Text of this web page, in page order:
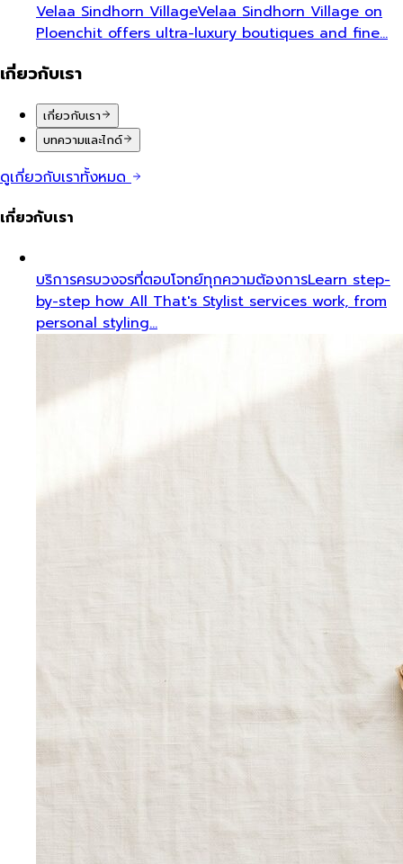
Velaa Sindhorn VillageVelaa Sindhorn Village on
Ploenchit offers ultra-luxury boutiques and fine…
เกี่ยวกับเรา
เกี่ยวกับเรา
บทความและไกด์
ดูเกี่ยวกับเราทั้งหมด
เกี่ยวกับเรา
บริการครบวงจรที่ตอบโจทย์ทุกความต้องการLearn step-
by-step how All That's Stylist services work, from
personal styling…